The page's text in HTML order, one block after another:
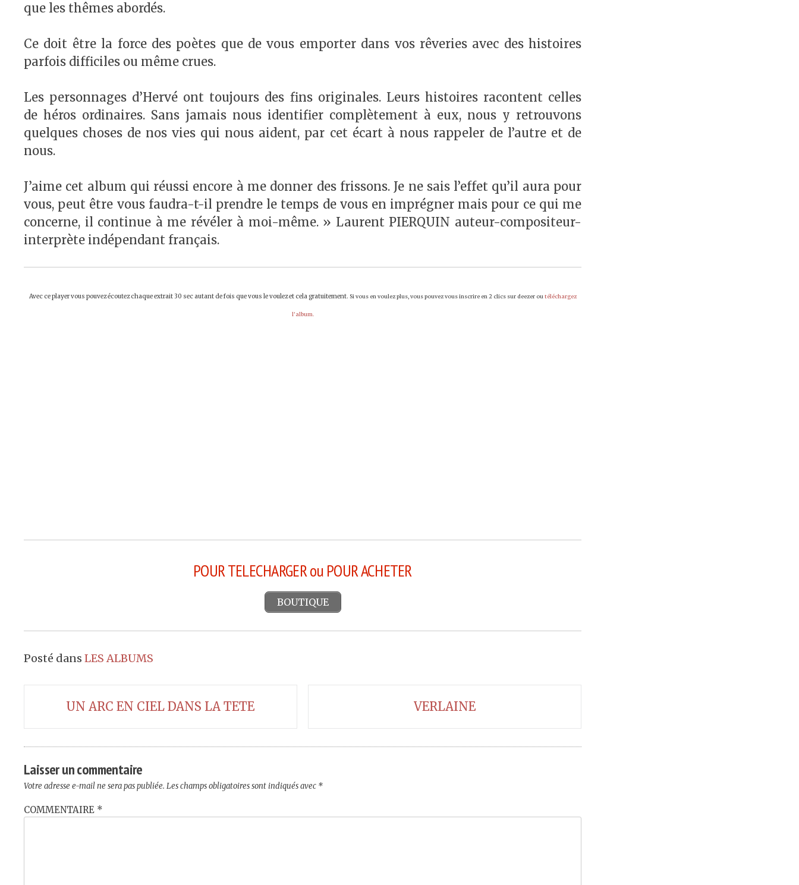
que les thêmes abordés.
Ce doit être la force des poètes que de vous emporter dans vos rêveries avec des histoires
parfois difficiles ou même crues.
Les personnages d’Hervé ont toujours des fins originales. Leurs histoires racontent celles
de héros ordinaires. Sans jamais nous identifier complètement à eux, nous y retrouvons
quelques choses de nos vies qui nous aident, par cet écart à nous rappeler de l’autre et de
nous.
J’aime cet album qui réussi encore à me donner des frissons. Je ne sais l’effet qu’il aura pour
vous, peut être vous faudra-t-il prendre le temps de vous en imprégner mais pour ce qui me
concerne, il continue à me révéler à moi-même. » Laurent PIERQUIN auteur-compositeur-
interprète indépendant français.
Avec ce player vous pouvez écoutez chaque extrait 30 sec autant de fois que vous le voulez et cela gratuitement. Si vous en voulez plus, vous pouvez vous inscrire en 2 clics sur deezer ou téléchargez
l’album.
POUR TELECHARGERou POUR ACHETER
BOUTIQUE
Posté dans LES ALBUMS
Navigation
de
l’article
UN ARC EN CIEL DANS LA TETE VERLAINE
Laisser un commentaire
Votre adresse e-mail ne sera pas publiée. Les champs obligatoires sont indiqués avec *
COMMENTAIRE *